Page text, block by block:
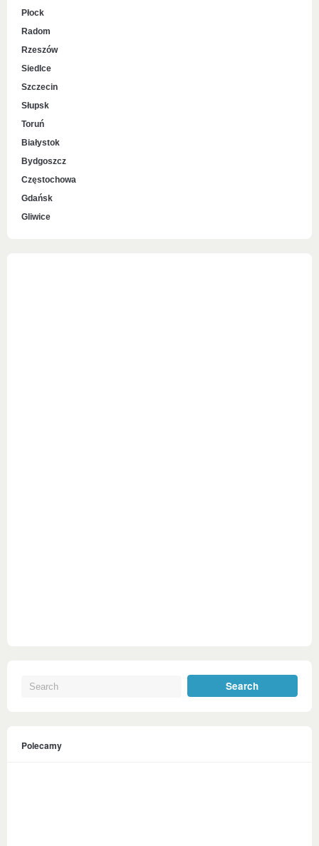
Płock
Radom
Rzeszów
Siedlce
Szczecin
Słupsk
Toruń
Białystok
Bydgoszcz
Częstochowa
Gdańsk
Gliwice
Polecamy